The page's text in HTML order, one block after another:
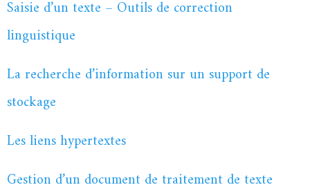
Saisie d’un texte – Outils de correction
linguistique
La recherche d’information sur un support de
stockage
Les liens hypertextes
Gestion d’un document de traitement de texte